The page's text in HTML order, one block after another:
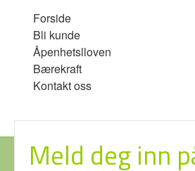
Forside
Bli kunde
Åpenhetslloven
Bærekraft
Kontakt oss
Meld deg inn